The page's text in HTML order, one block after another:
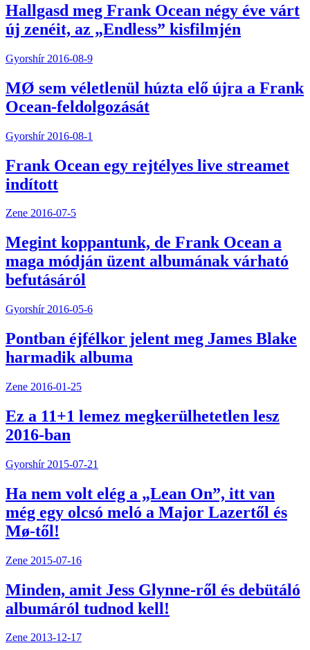
Hallgasd meg Frank Ocean négy éve várt
új zenéit, az „Endless” kisfilmjén
Gyorshír 2016-08-9
MØ sem véletlenül húzta elő újra a Frank
Ocean-feldolgozását
Gyorshír 2016-08-1
Frank Ocean egy rejtélyes live streamet
indított
Zene 2016-07-5
Megint koppantunk, de Frank Ocean a
maga módján üzent albumának várható
befutásáról
Gyorshír 2016-05-6
Pontban éjfélkor jelent meg James Blake
harmadik albuma
Zene 2016-01-25
Ez a 11+1 lemez megkerülhetetlen lesz
2016-ban
Gyorshír 2015-07-21
Ha nem volt elég a „Lean On”, itt van
még egy olcsó meló a Major Lazertől és
Mø-től!
Zene 2015-07-16
Minden, amit Jess Glynne-ről és debütáló
albumáról tudnod kell!
Zene 2013-12-17